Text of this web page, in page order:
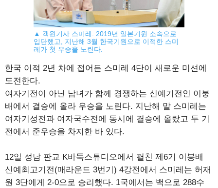
▲ 객원기사 스미레. 2019년 일본기원 소속으로
입단했고, 지난해 3월 한국기원으로 이적한 스미
레가 첫 우승을 노린다.
한국 이적 2년 차에 접어든 스미레 4단이 새로운 미션에
도전한다.
여자기전이 아닌 남녀가 함께 경쟁하는 신예기전인 이붕
배에서 결승에 올라 우승을 노린다. 지난해 말 스미레는
여자기성전과 여자국수전에 동시에 결승에 올랐고 두 기
전에서 준우승을 차지한 바 있다.
12일 성남 판교 K바둑스튜디오에서 펼친 제6기 이붕배
신예최고기전(매라운드 3번기) 4강전에서 스미레는 허재
원 3단에게 2-0으로 승리했다. 1국에서는 백으로 288수